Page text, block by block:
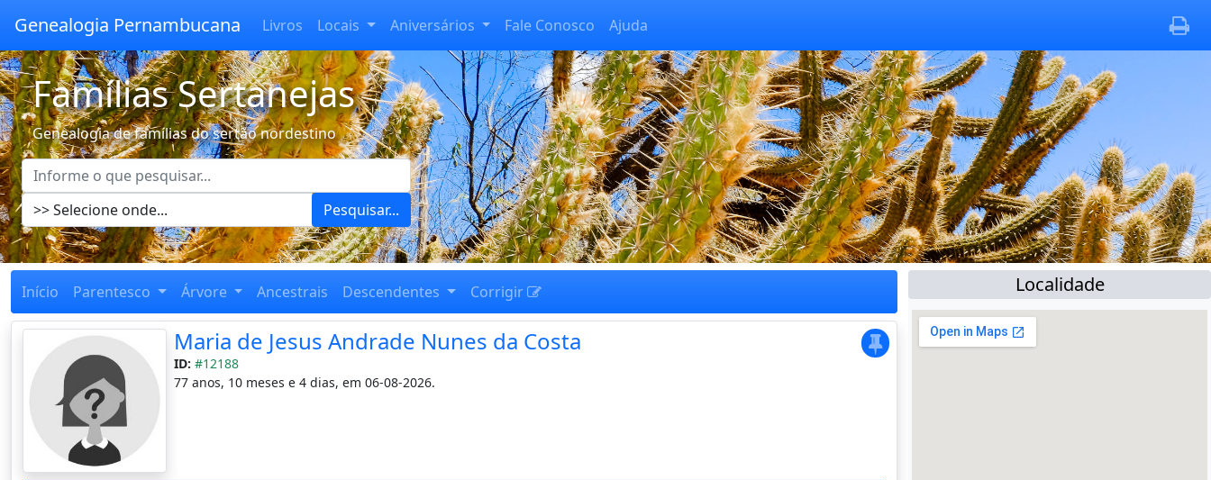
Genealogia Pernambucana Livros Locais Aniversários Fale Conosco Ajuda
Famílias Sertanejas
Genealogia de famílias do sertão nordestino
Pesquisar...
Início Parentesco Árvore Ancestrais Descendentes Corrigir
Maria de Jesus Andrade Nunes da Costa
ID: #12188
77 anos, 10 meses e 4 dias, em 06-08-2026.
Localidade